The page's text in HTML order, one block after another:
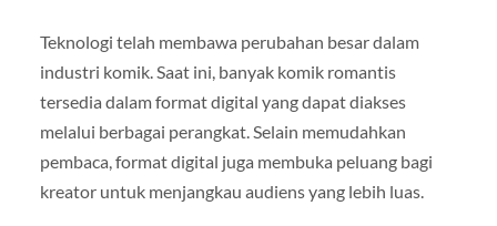
Teknologi telah membawa perubahan besar dalam
industri komik. Saat ini, banyak komik romantis
tersedia dalam format digital yang dapat diakses
melalui berbagai perangkat. Selain memudahkan
pembaca, format digital juga membuka peluang bagi
kreator untuk menjangkau audiens yang lebih luas.